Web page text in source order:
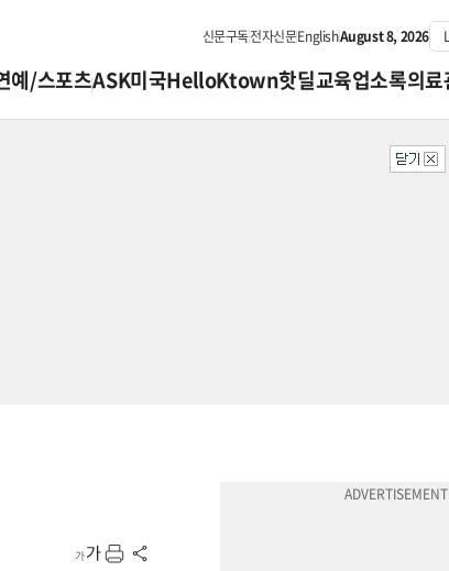
신문구독전자신문EnglishAugust 8, 2026
예/스포츠ASK미국HelloKtown핫딜교육업소록의